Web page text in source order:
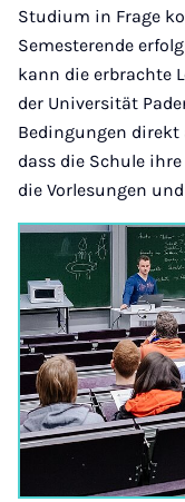
Studium in Frage
Semesterende
kann die erbrachte
der Universität
Bedingungen direkt
dass die Schule
die Vorlesungen